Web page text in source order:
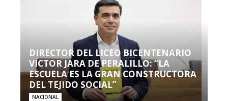
DIRECTOR DEL LICEO BICENTENARIO
VÍCTOR JARA DE PERALILLO: “LA
ESCUELA ES LA GRAN CONSTRUCTORA
DEL TEJIDO SOCIAL”
NACIONAL